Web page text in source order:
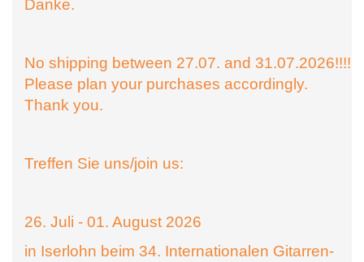
Danke.
No shipping between 27.07. and 31.07.2026!!!!
Please plan your purchases accordingly.
Thank you.
Treffen Sie uns/join us:
26. Juli - 01. August 2026
in Iserlohn beim 34. Internationalen Gitarren-